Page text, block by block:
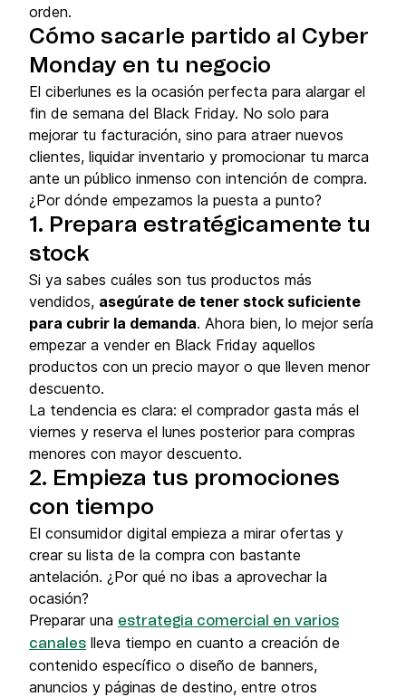
orden.
Cómo sacarle partido al Cyber
Monday en tu negocio
El ciberlunes es la ocasión perfecta para alargar el
fin de semana del Black Friday. No solo para
mejorar tu facturación, sino para atraer nuevos
clientes, liquidar inventario y promocionar tu marca
ante un público inmenso con intención de compra.
¿Por dónde empezamos la puesta a punto?
1. Prepara estratégicamente tu
stock
Si ya sabes cuáles son tus productos más
vendidos, asegúrate de tener stock suficiente
para cubrir la demanda. Ahora bien, lo mejor sería
empezar a vender en Black Friday aquellos
productos con un precio mayor o que lleven menor
descuento.
La tendencia es clara: el comprador gasta más el
viernes y reserva el lunes posterior para compras
menores con mayor descuento.
2. Empieza tus promociones
con tiempo
El consumidor digital empieza a mirar ofertas y
crear su lista de la compra con bastante
antelación. ¿Por qué no ibas a aprovechar la
ocasión?
Preparar una estrategia comercial en varios
canales lleva tiempo en cuanto a creación de
contenido específico o diseño de banners,
anuncios y páginas de destino, entre otros